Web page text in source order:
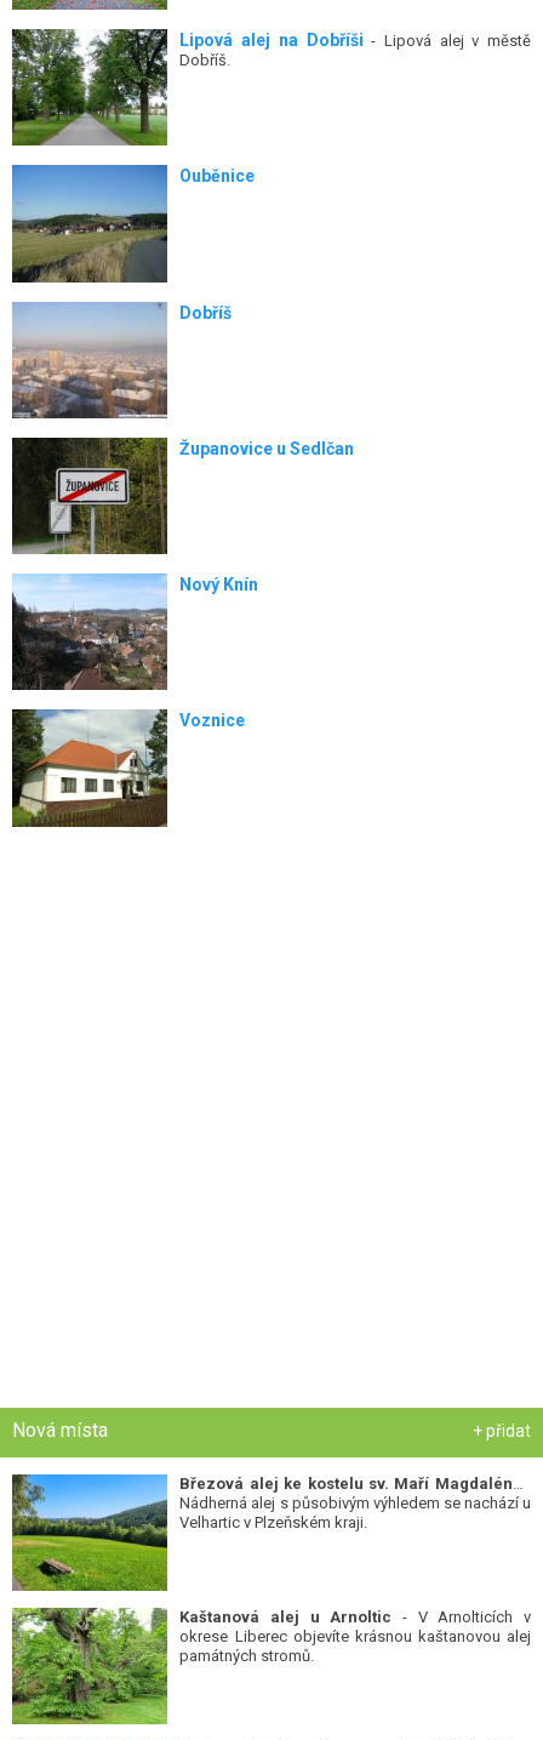
Lipová alej na Dobříši - Lipová alej v městě
Dobříš.
Ouběnice
Dobříš
Županovice u Sedlčan
Nový Knín
Voznice
Nová místa + přidat
Nádherná alej s působivým výhledem se nachází u
Velhartic v Plzeňském kraji.
Kaštanová alej u Arnoltic - V Arnolticích v
okrese Liberec objevíte krásnou kaštanovou alej
památných stromů.